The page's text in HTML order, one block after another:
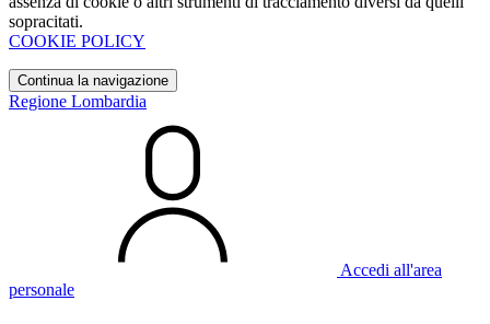
sopracitati.
COOKIE POLICY
Continua la navigazione
Regione Lombardia
Accedi all'area
personale